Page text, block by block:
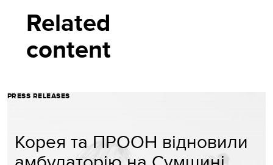
Related
content
PRESS RELEASES
Корея та ПРООН відновили